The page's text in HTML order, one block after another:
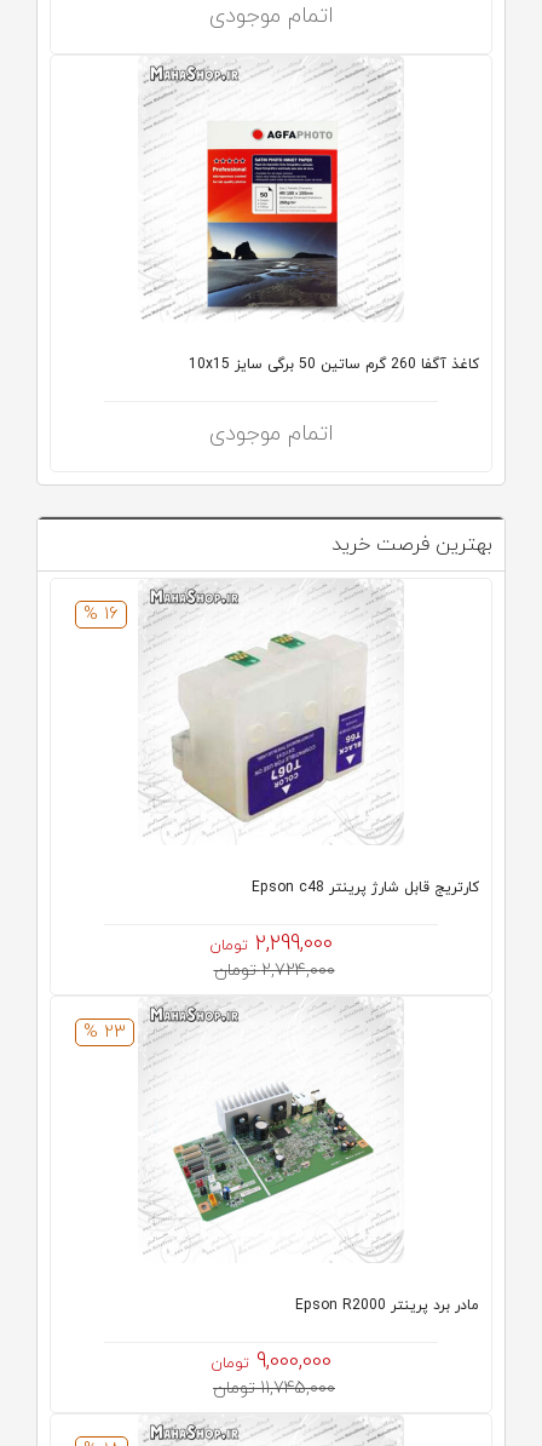
اتمام موجودی
کاغذ آگفا 260 گرم ساتین 50 برگی سایز 10x15
اتمام موجودی
بهترین فرصت خرید
16 %
کارتریج قابل شارژ پرینتر Epson c48
2,299,000 تومان
2,724,000 تومان
23 %
مادر برد پرینتر Epson R2000
9,000,000 تومان
11,745,000 تومان